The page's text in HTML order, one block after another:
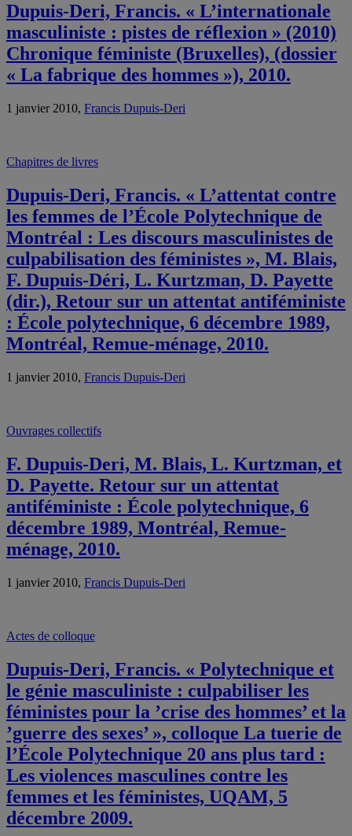
Dupuis-Deri, Francis. « L’internationale
masculiniste : pistes de réflexion » (2010)
Chronique féministe (Bruxelles), (dossier
« La fabrique des hommes »), 2010.
1 janvier 2010, Francis Dupuis-Deri
Chapitres de livres
Dupuis-Deri, Francis. « L’attentat contre
les femmes de l’École Polytechnique de
Montréal : Les discours masculinistes de
culpabilisation des féministes », M. Blais,
F. Dupuis-Déri, L. Kurtzman, D. Payette
(dir.), Retour sur un attentat antiféministe
: École polytechnique, 6 décembre 1989,
Montréal, Remue-ménage, 2010.
1 janvier 2010, Francis Dupuis-Deri
Ouvrages collectifs
F. Dupuis-Deri, M. Blais, L. Kurtzman, et
D. Payette. Retour sur un attentat
antiféministe : École polytechnique, 6
décembre 1989, Montréal, Remue-
ménage, 2010.
1 janvier 2010, Francis Dupuis-Deri
Actes de colloque
Dupuis-Deri, Francis. « Polytechnique et
le génie masculiniste : culpabiliser les
féministes pour la ’crise des hommes’ et la
’guerre des sexes’ », colloque La tuerie de
l’École Polytechnique 20 ans plus tard :
Les violences masculines contre les
femmes et les féministes, UQAM, 5
décembre 2009.